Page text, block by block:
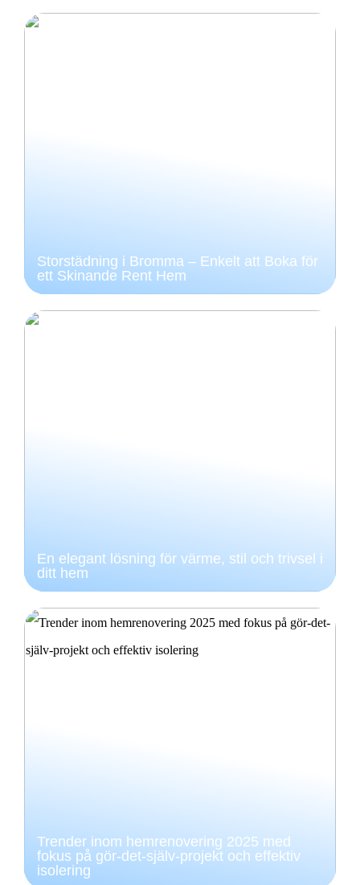
Storstädning i Bromma – Enkelt att Boka för
ett Skinande Rent Hem
En elegant lösning för värme, stil och trivsel i
ditt hem
Trender inom hemrenovering 2025 med
fokus på gör-det-själv-projekt och effektiv
isolering